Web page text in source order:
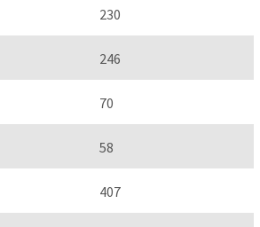
230
246
70
58
407